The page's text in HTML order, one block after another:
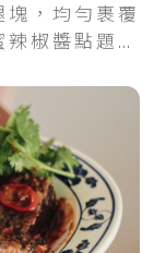
塊，均勻裹覆
椒醬點題，